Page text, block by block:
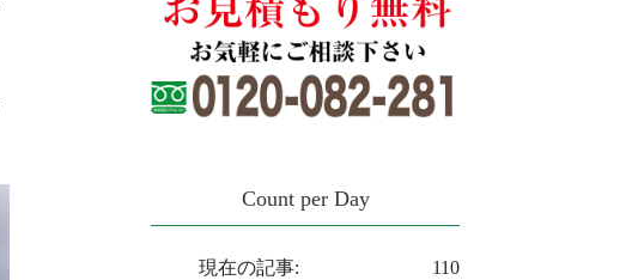
Count per Day
110
現在の記事: